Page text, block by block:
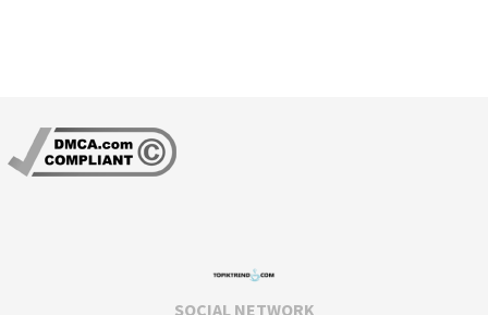
SOCIAL NETWORK